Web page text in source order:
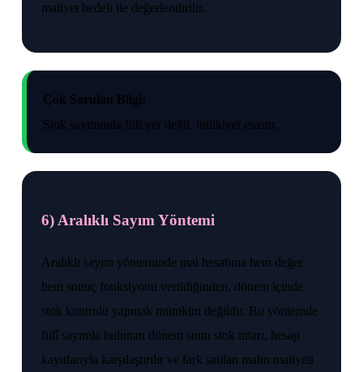
maliyet bedeli ile değerlendirilir.
Çok Sorulan Bilgi:
Stok sayımında fiilî yer değil, mülkiyet esastır.
6) Aralıklı Sayım Yöntemi
Aralıklı sayım yönteminde mal hesabına hem değer
hem sonuç fonksiyonu verildiğinden, dönem içinde
stok kontrolü yapmak mümkün değildir. Bu yöntemde
fiilî sayımla bulunan dönem sonu stok tutarı, hesap
kayıtlarıyla karşılaştırılır ve fark satılan malın maliyeti